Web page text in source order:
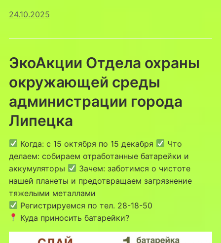
24.10.2025
ЭкоАкции Отдела охраны
окружающей среды
администрации города
Липецка
Когда: с 15 октября по 15 декабря
Что
делаем: собираем отработанные батарейки и
аккумуляторы
Зачем: заботимся о чистоте
нашей планеты и предотвращаем загрязнение
тяжелыми металлами
Регистрируемся по тел. 28-18-50
Куда приносить батарейки?